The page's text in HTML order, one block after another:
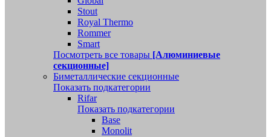
Stout
Royal Thermo
Rommer
Smart
Посмотреть все товары [Алюминиевые
секционные]
Биметаллические секционные
Показать подкатегории
Rifar
Показать подкатегории
Base
Monolit